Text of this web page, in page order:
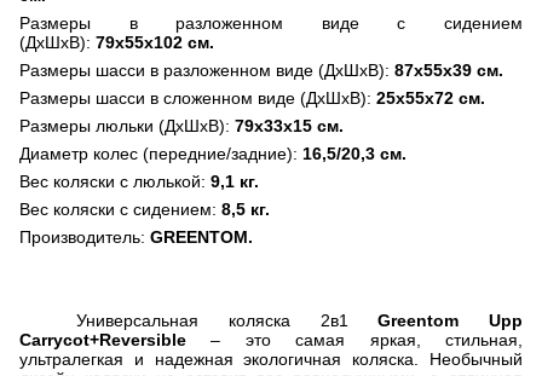
Размеры в разложенном виде с сидением
(ДхШхВ): 79х55х102 см.
Размеры шасси в разложенном виде (ДхШхВ): 87х55х39 см.
Размеры шасси в сложенном виде (ДхШхВ): 25х55х72 см.
Размеры люльки (ДхШхВ): 79х33х15 см.
Диаметр колес (передние/задние): 16,5/20,3 см.
Вес коляски с люлькой: 9,1 кг.
Вес коляски с сидением: 8,5 кг.
Производитель: GREENTOM.
Универсальная коляска 2в1Greentom Upp
Carrycot+Reversible– это самая яркая, стильная,
ультралегкая и надежная экологичная коляска. Необычный